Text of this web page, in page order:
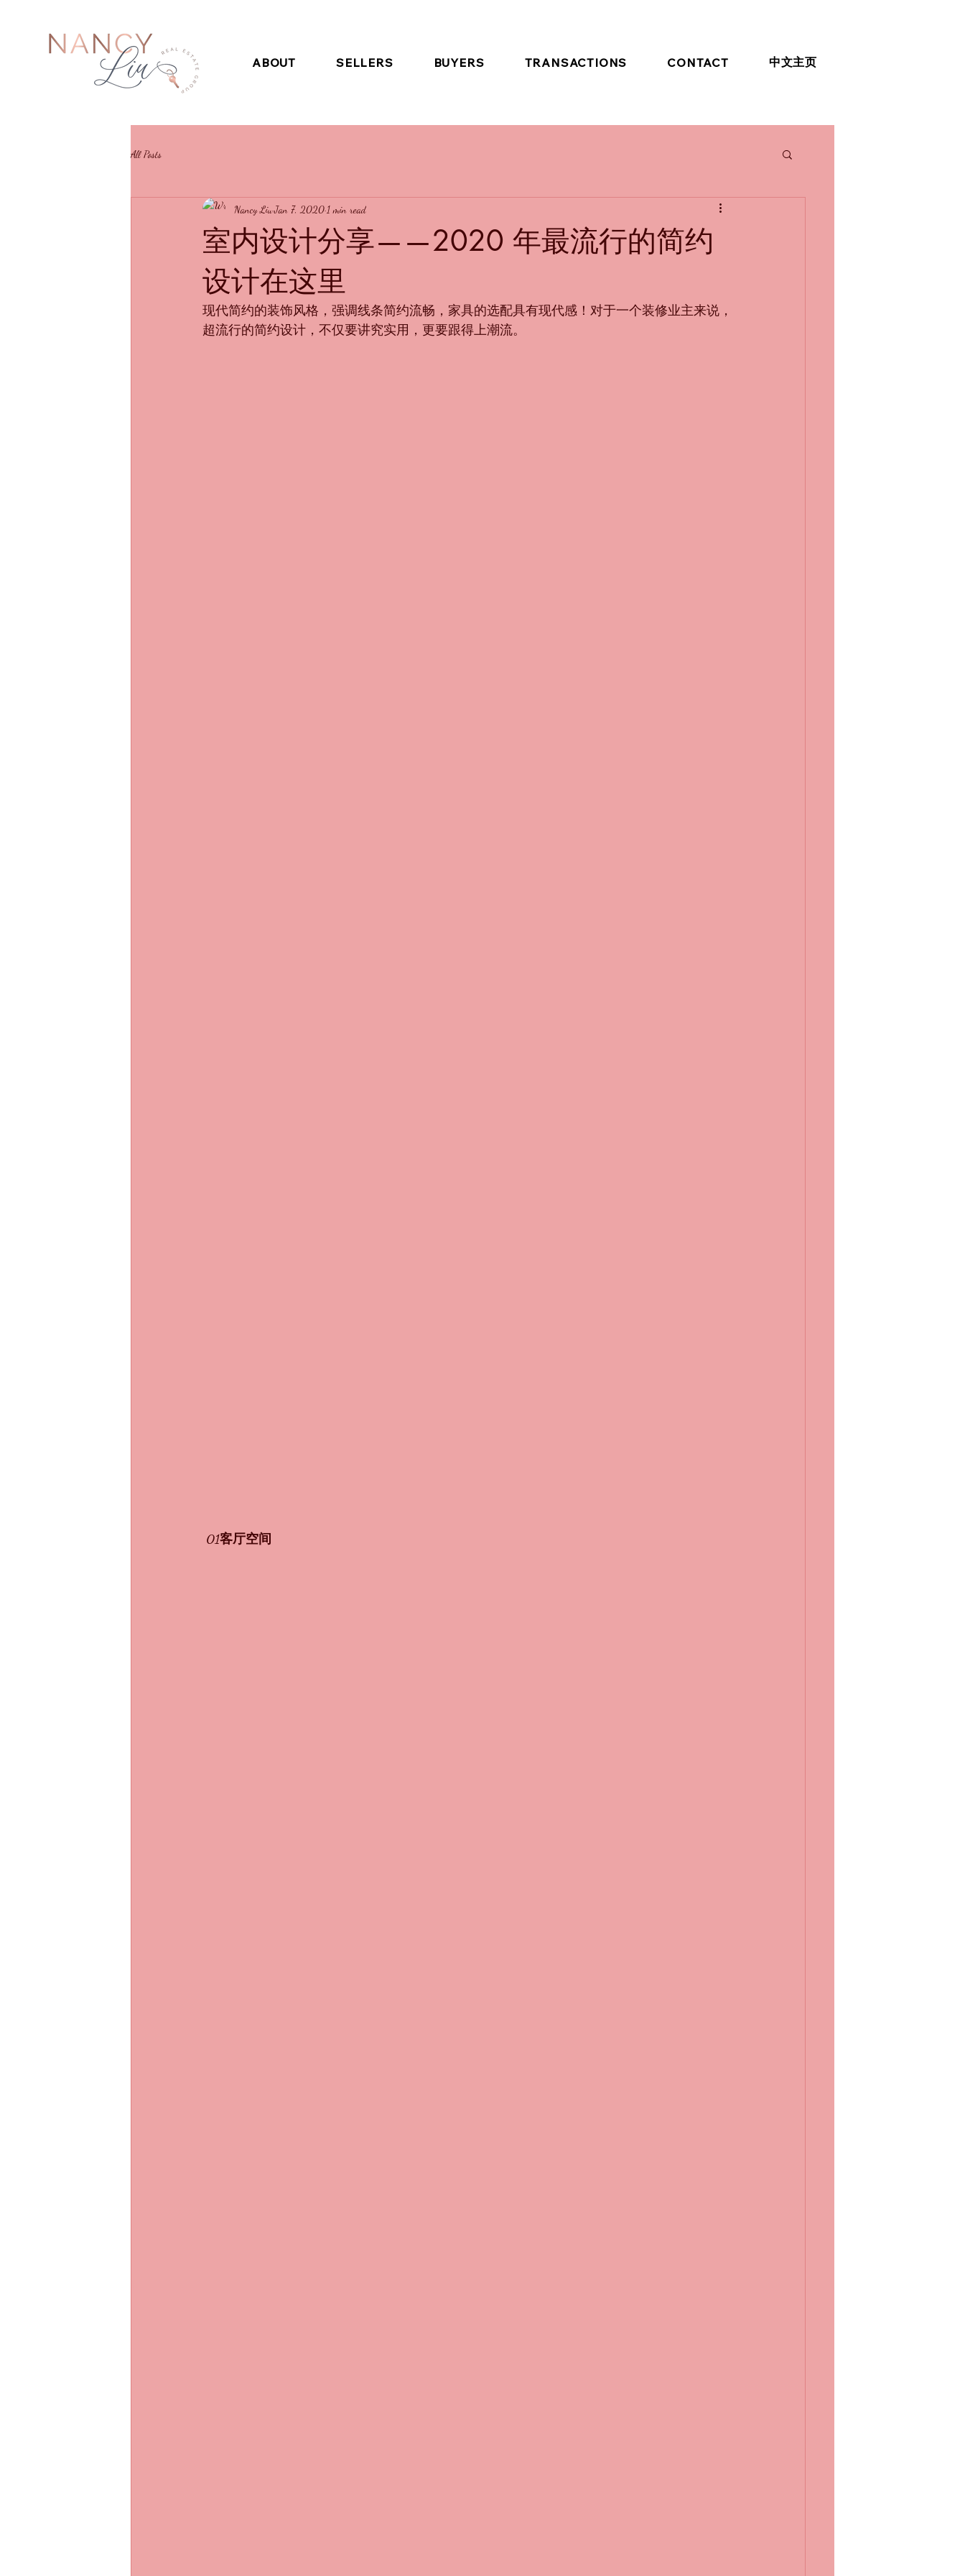
ABOUT SELLERS BUYERS TRANSACTIONS CONTACT 中文主页
All Posts
室内设计分享——2020 年最流行的简约
设计在这里
Nancy LiuJan 7, 2020 1 min read
现代简约的装饰风格，强调线条简约流畅，家具的选配具有现代感！对于一个装修业主来说，
超流行的简约设计，不仅要讲究实用，更要跟得上潮流。
01客厅空间